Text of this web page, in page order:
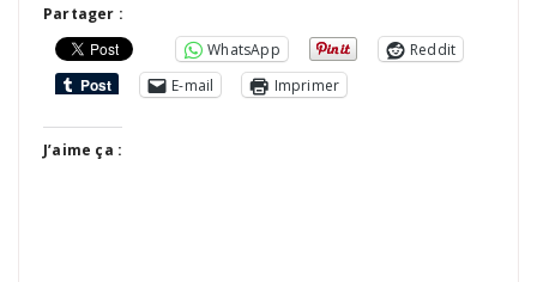
Partager :
WhatsApp
Reddit
E-mail
Imprimer
J’aime ça :